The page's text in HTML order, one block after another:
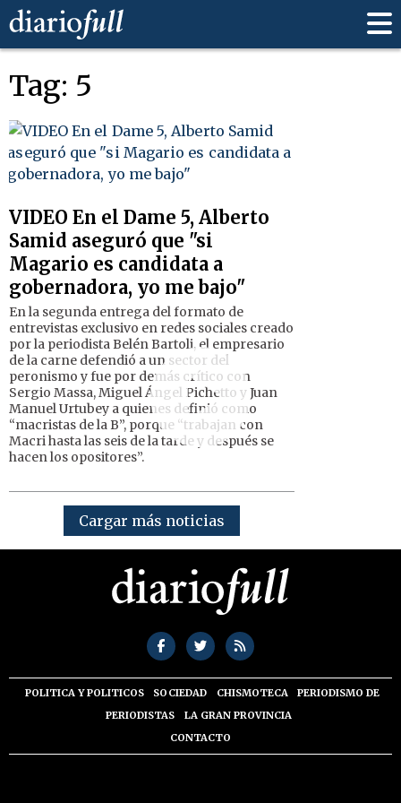
Tag: 5
VIDEO En el Dame 5, Alberto
Samid aseguró que "si
Magario es candidata a
gobernadora, yo me bajo"
En la segunda entrega del formato de
entrevistas exclusivo en redes sociales creado
por la periodista Belén Bartoli, el empresario
de la carne defendió a un sector del
peronismo y fue por demás crítico con
Sergio Massa, Miguel Ángel Pichetto y Juan
Manuel Urtubey a quienes definió como
“macristas de la B”, porque “trabajan con
Macri hasta las seis de la tarde y después se
hacen los opositores”.
Cargar más noticias
POLITICA Y POLITICOS SOCIEDAD CHISMOTECA
PERIODISMO DE
PERIODISTAS
LA GRAN PROVINCIA
CONTACTO